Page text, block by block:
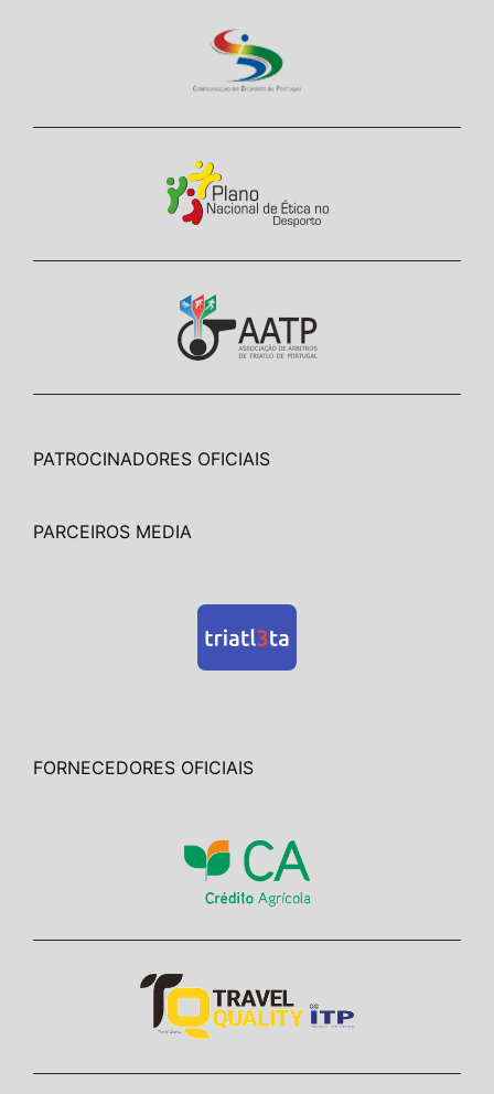
PATROCINADORES OFICIAIS
PARCEIROS MEDIA
FORNECEDORES OFICIAIS